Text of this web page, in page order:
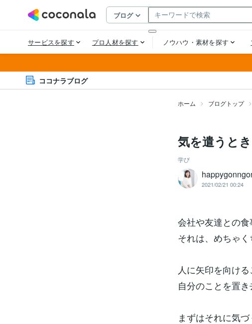
ココナラブログ
ホーム ブログトップ
気を遣うとき
学び
2021/02/21 00:24
会社や友達との食
それは、めちゃ
人に矢印を向ける
自分のことを置
まずはそれに気づ